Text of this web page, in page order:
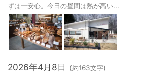
ずは一安心。今日の昼間は熱が高い...
2026年4月8日 (約163文字)